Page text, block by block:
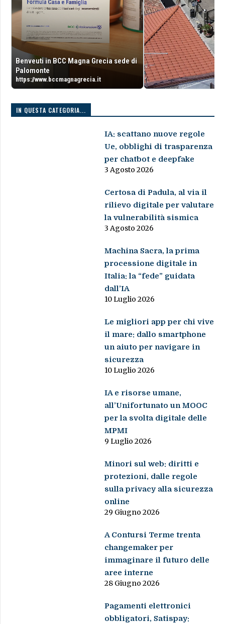
Benveuti in BCC Magna Grecia sede di
Palomonte
https://www.bccmagnagrecia.it
IN QUESTA CATEGORIA...
IA: scattano nuove regole
Ue, obblighi di trasparenza
per chatbot e deepfake
3 Agosto 2026
Certosa di Padula, al via il
rilievo digitale per valutare
la vulnerabilità sismica
3 Agosto 2026
Machina Sacra, la prima
processione digitale in
Italia: la “fede” guidata
dall’IA
10 Luglio 2026
Le migliori app per chi vive
il mare: dallo smartphone
un aiuto per navigare in
sicurezza
10 Luglio 2026
IA e risorse umane,
all’Unifortunato un MOOC
per la svolta digitale delle
MPMI
9 Luglio 2026
Minori sul web: diritti e
protezioni, dalle regole
sulla privacy alla sicurezza
online
29 Giugno 2026
A Contursi Terme trenta
changemaker per
immaginare il futuro delle
aree interne
28 Giugno 2026
Pagamenti elettronici
obbligatori, Satispay: